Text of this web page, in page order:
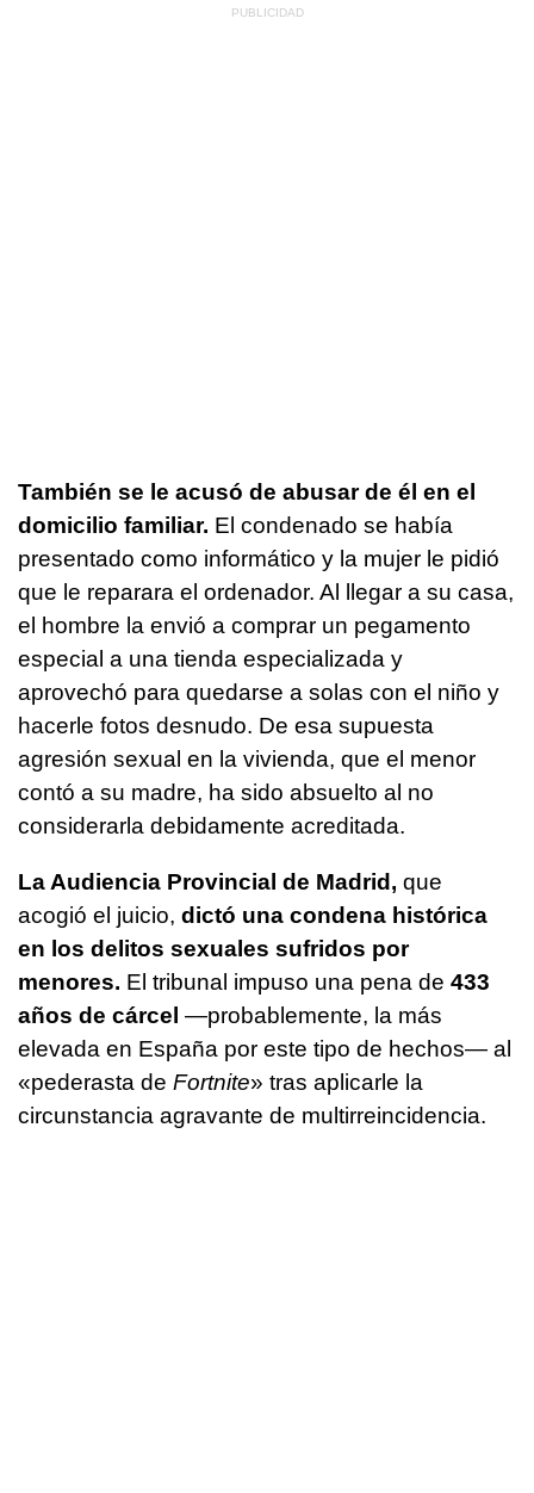
También se le acusó de abusar de él en el
domicilio familiar. El condenado se había
presentado como informático y la mujer le pidió
que le reparara el ordenador. Al llegar a su casa,
el hombre la envió a comprar un pegamento
especial a una tienda especializada y
aprovechó para quedarse a solas con el niño y
hacerle fotos desnudo. De esa supuesta
agresión sexual en la vivienda, que el menor
contó a su madre, ha sido absuelto al no
considerarla debidamente acreditada.
La Audiencia Provincial de Madrid, que
acogió el juicio, dictó una condena histórica
en los delitos sexuales sufridos por
menores. El tribunal impuso una pena de 433
años de cárcel —probablemente, la más
elevada en España por este tipo de hechos— al
«pederasta de Fortnite» tras aplicarle la
circunstancia agravante de multirreincidencia.